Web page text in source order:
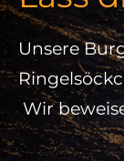
Unsere
Wir